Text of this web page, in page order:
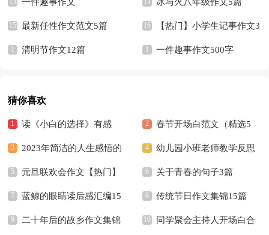
最新任性作文范文5篇 【热门】小学生记事作文3
篇
清明节作文12篇 一件趣事作文500字
猜你喜欢
读《小白的选择》有感 春节开场白范文（精选5
篇）
2023年简洁的人生感悟的
好句摘录36条
幼儿园小班老师教学反思
元旦联欢会作文【热门】 关于青春的句子3篇
蓝鲸的眼睛读后感汇编15
篇
传统节日作文集锦15篇
二十年后的故乡作文集锦 同学聚会主持人开场白合